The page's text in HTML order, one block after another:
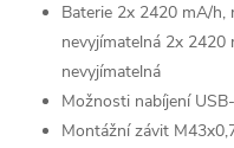
Baterie 2x 2420 mA/h,
nevyjímatelná 2x
nevyjímatelná
Možnosti nabíjení
Montážní závit